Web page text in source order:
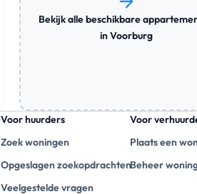
Bekijk alle beschikbare
in Voorburg
Voor huurders
Zoek woningen
Opgeslagen zoekopdrachten
Veelgestelde vragen
Voor
Plaats een
Beheer